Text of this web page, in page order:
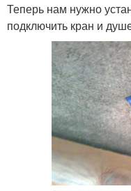
Теперь нам нужно
подключить кран и